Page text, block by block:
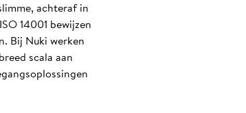
achteraf in
14001 bewijzen
Bij Nuki werken
scala aan